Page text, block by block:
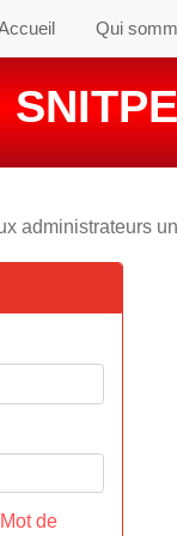
Qui
administrateurs
Mot de